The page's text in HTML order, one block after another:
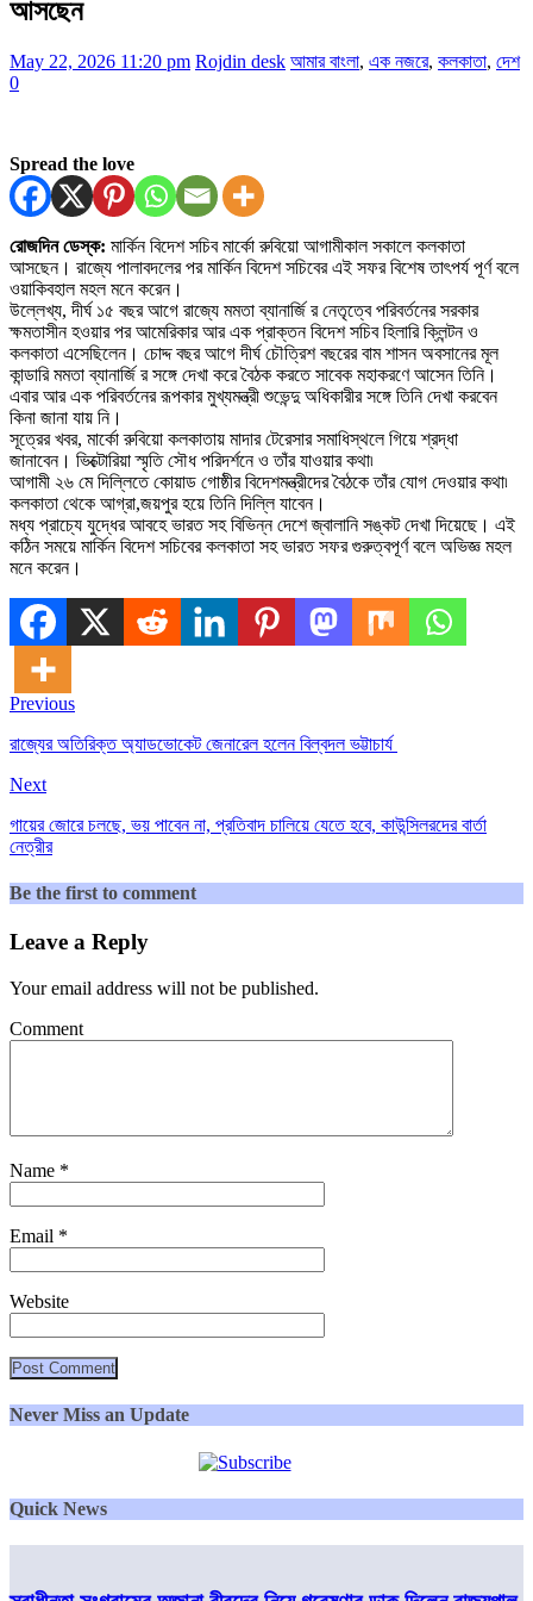
আসছেন
May 22, 2026 11:20 pm Rojdin desk আমার বাংলা, এক নজরে, কলকাতা, দেশ
0
Spread the love
রোজদিন ডেস্ক: মার্কিন বিদেশ সচিব মার্কো রুবিয়ো আগামীকাল সকালে কলকাতা
আসছেন। রাজ্যে পালাবদলের পর মার্কিন বিদেশ সচিবের এই সফর বিশেষ তাৎপর্য পূর্ণ বলে
ওয়াকিবহাল মহল মনে করেন।
উল্লেখ্য, দীর্ঘ ১৫ বছর আগে রাজ্যে মমতা ব্যানার্জি র নেতৃত্বে পরিবর্তনের সরকার
ক্ষমতাসীন হওয়ার পর আমেরিকার আর এক প্রাক্তন বিদেশ সচিব হিলারি ক্লিন্টন ও
কলকাতা এসেছিলেন। চোদ্দ বছর আগে দীর্ঘ চৌত্রিশ বছরের বাম শাসন অবসানের মূল
কান্ডারি মমতা ব্যানার্জি র সঙ্গে দেখা করে বৈঠক করতে সাবেক মহাকরণে আসেন তিনি।
এবার আর এক পরিবর্তনের রূপকার মুখ্যমন্ত্রী শুভেন্দু অধিকারীর সঙ্গে তিনি দেখা করবেন
কিনা জানা যায় নি।
সূত্রের খবর, মার্কো রুবিয়ো কলকাতায় মাদার টেরেসার সমাধিস্থলে গিয়ে শ্রদ্ধা
জানাবেন। ভিক্টোরিয়া স্মৃতি সৌধ পরিদর্শনে ও তাঁর যাওয়ার কথা৷
আগামী ২৬ মে দিল্লিতে কোয়াড গোষ্ঠীর বিদেশমন্ত্রীদের বৈঠকে তাঁর যোগ দেওয়ার কথা৷
কলকাতা থেকে আগ্রা,জয়পুর হয়ে তিনি দিল্লি যাবেন।
মধ্য প্রাচ্যে যুদ্ধের আবহে ভারত সহ বিভিন্ন দেশে জ্বালানি সঙ্কট দেখা দিয়েছে। এই
কঠিন সময়ে মার্কিন বিদেশ সচিবের কলকাতা সহ ভারত সফর গুরুত্বপূর্ণ বলে অভিজ্ঞ মহল
মনে করেন।
Previous
রাজ্যের অতিরিক্ত অ্যাডভোকেট জেনারেল হলেন বিল্বদল ভট্টাচার্য
Next
গায়ের জোরে চলছে, ভয় পাবেন না, প্রতিবাদ চালিয়ে যেতে হবে, কাউন্সিলরদের বার্তা
নেত্রীর
Be the first to comment
Leave a Reply
Your email address will not be published.
Comment
Name *
Email *
Website
Never Miss an Update
Quick News